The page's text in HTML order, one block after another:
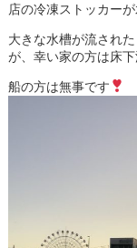
店の冷凍ストッカーが
大きな水槽が流され
が、幸い家の方は床下
船の方は無事です